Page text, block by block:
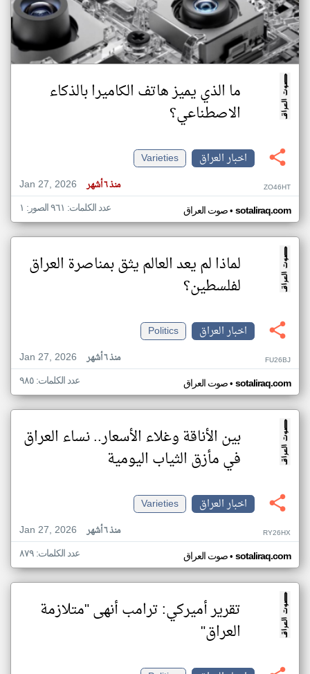
ما الذي يميز هاتف الكاميرا بالذكاء
الاصطناعي؟
اخبار العراق
Varieties
Jan 27, 2026
منذ ٦ أشهر ZO46HT
صوت العراق• sotaliraq.com عدد الكلمات: ٩٦١ الصور: ١
لماذا لم يعد العالم يثق بمناصرة العراق
لفلسطين؟
اخبار العراق
Politics
Jan 27, 2026
منذ ٦ أشهر FU26BJ
صوت العراق• sotaliraq.com عدد الكلمات: ٩٨٥
بين الأناقة وغلاء الأسعار.. نساء العراق
في مأزق الثياب اليومية
اخبار العراق
Varieties
Jan 27, 2026
منذ ٦ أشهر RY26HX
صوت العراق• sotaliraq.com عدد الكلمات: ٨٧٩
تقرير أميركي: ترامب أنهى "متلازمة
العراق"